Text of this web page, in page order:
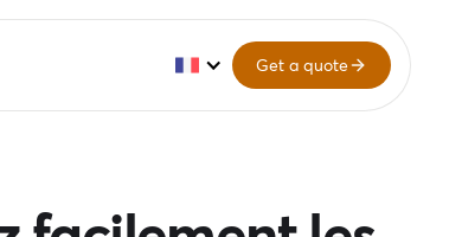
Get a quote